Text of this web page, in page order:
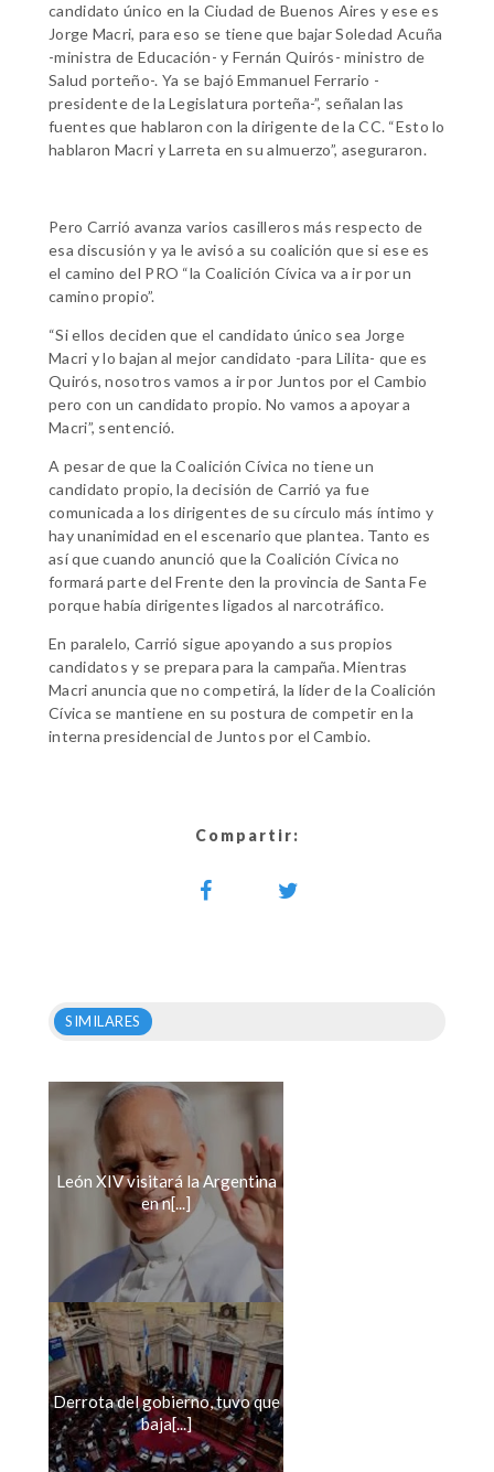
candidato único en la Ciudad de Buenos Aires y ese es
Jorge Macri, para eso se tiene que bajar Soledad Acuña
-ministra de Educación- y Fernán Quirós- ministro de
Salud porteño-. Ya se bajó Emmanuel Ferrario -
presidente de la Legislatura porteña-”, señalan las
fuentes que hablaron con la dirigente de la CC. “Esto lo
hablaron Macri y Larreta en su almuerzo”, aseguraron.
Pero Carrió avanza varios casilleros más respecto de
esa discusión y ya le avisó a su coalición que si ese es
el camino del PRO “la Coalición Cívica va a ir por un
camino propio”.
“Si ellos deciden que el candidato único sea Jorge
Macri y lo bajan al mejor candidato -para Lilita- que es
Quirós, nosotros vamos a ir por Juntos por el Cambio
pero con un candidato propio. No vamos a apoyar a
Macri”, sentenció.
A pesar de que la Coalición Cívica no tiene un
candidato propio, la decisión de Carrió ya fue
comunicada a los dirigentes de su círculo más íntimo y
hay unanimidad en el escenario que plantea. Tanto es
así que cuando anunció que la Coalición Cívica no
formará parte del Frente den la provincia de Santa Fe
porque había dirigentes ligados al narcotráfico.
En paralelo, Carrió sigue apoyando a sus propios
candidatos y se prepara para la campaña. Mientras
Macri anuncia que no competirá, la líder de la Coalición
Cívica se mantiene en su postura de competir en la
interna presidencial de Juntos por el Cambio.
Compartir:
SIMILARES
León XIV visitará la Argentina
en n[...]
Derrota del gobierno, tuvo que
baja[...]